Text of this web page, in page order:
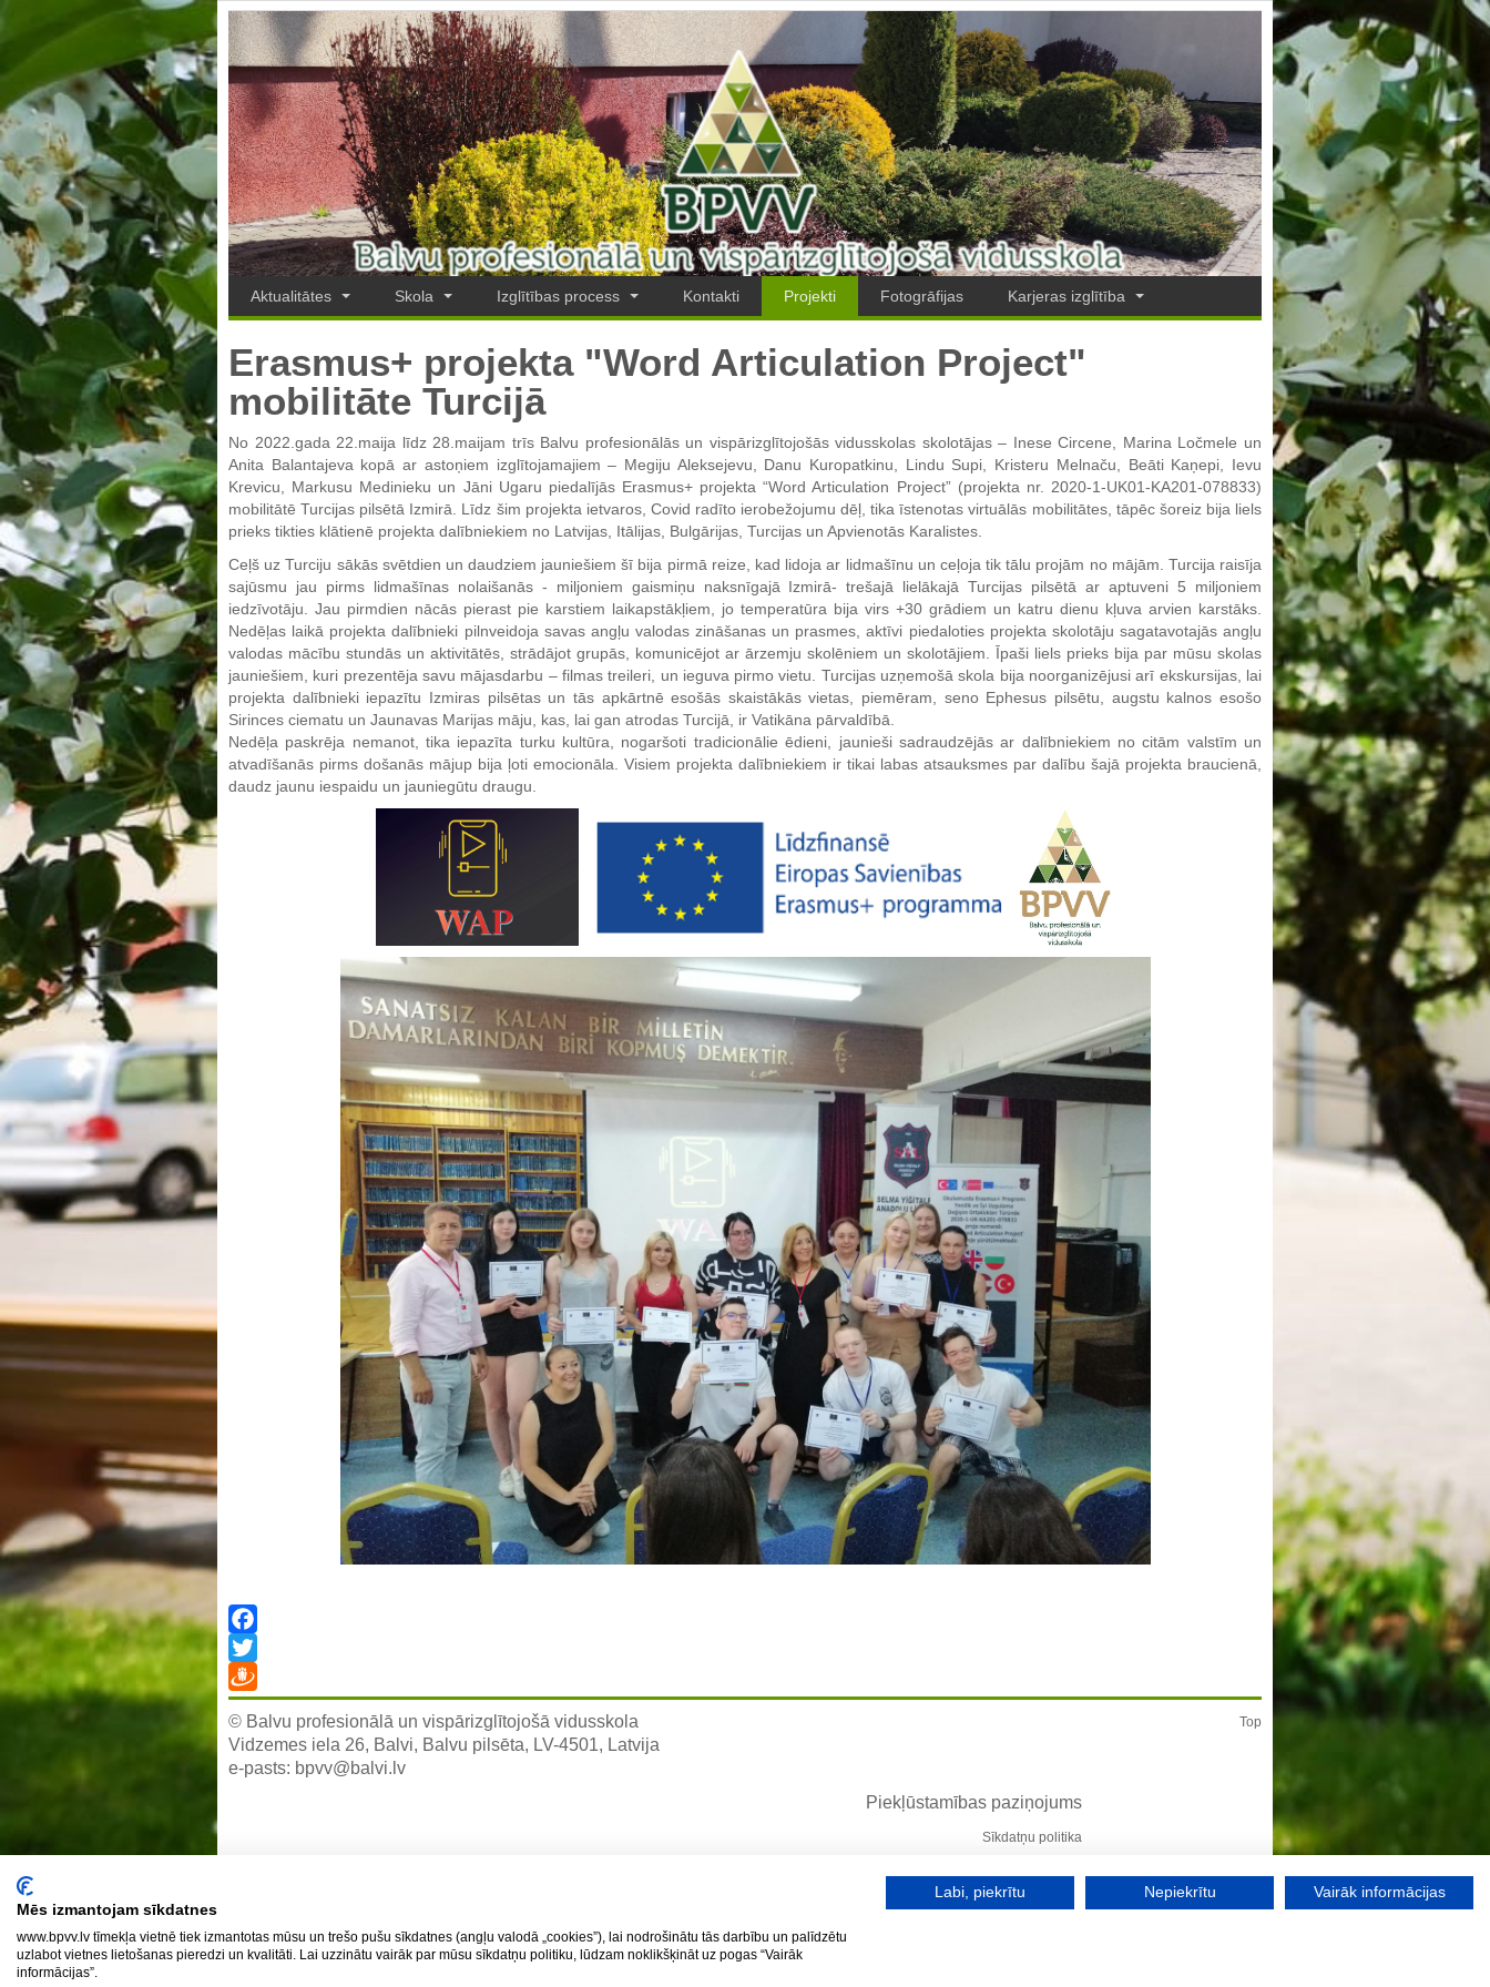
Aktualitātes Skola Izglītības process Kontakti Projekti Fotogrāfijas Karjeras izglītība
Erasmus+ projekta "Word Articulation Project"
mobilitāte Turcijā
No 2022.gada 22.maija līdz 28.maijam trīs Balvu profesionālās un vispārizglītojošās vidusskolas skolotājas – Inese Circene, Marina Ločmele un
Anita Balantajeva kopā ar astoņiem izglītojamajiem – Megiju Aleksejevu, Danu Kuropatkinu, Lindu Supi, Kristeru Melnaču, Beāti Kaņepi, Ievu
Krevicu, Markusu Medinieku un Jāni Ugaru piedalījās Erasmus+ projekta “Word Articulation Project” (projekta nr. 2020-1-UK01-KA201-078833)
mobilitātē Turcijas pilsētā Izmirā. Līdz šim projekta ietvaros, Covid radīto ierobežojumu dēļ, tika īstenotas virtuālās mobilitātes, tāpēc šoreiz bija liels
prieks tikties klātienē projekta dalībniekiem no Latvijas, Itālijas, Bulgārijas, Turcijas un Apvienotās Karalistes.
Ceļš uz Turciju sākās svētdien un daudziem jauniešiem šī bija pirmā reize, kad lidoja ar lidmašīnu un ceļoja tik tālu projām no mājām. Turcija raisīja
sajūsmu jau pirms lidmašīnas nolaišanās - miljoniem gaismiņu naksnīgajā Izmirā- trešajā lielākajā Turcijas pilsētā ar aptuveni 5 miljoniem
iedzīvotāju. Jau pirmdien nācās pierast pie karstiem laikapstākļiem, jo temperatūra bija virs +30 grādiem un katru dienu kļuva arvien karstāks.
Nedēļas laikā projekta dalībnieki pilnveidoja savas angļu valodas zināšanas un prasmes, aktīvi piedaloties projekta skolotāju sagatavotajās angļu
valodas mācību stundās un aktivitātēs, strādājot grupās, komunicējot ar ārzemju skolēniem un skolotājiem. Īpaši liels prieks bija par mūsu skolas
jauniešiem, kuri prezentēja savu mājasdarbu – filmas treileri, un ieguva pirmo vietu. Turcijas uzņemošā skola bija noorganizējusi arī ekskursijas, lai
projekta dalībnieki iepazītu Izmiras pilsētas un tās apkārtnē esošās skaistākās vietas, piemēram, seno Ephesus pilsētu, augstu kalnos esošo
Sirinces ciematu un Jaunavas Marijas māju, kas, lai gan atrodas Turcijā, ir Vatikāna pārvaldībā.
Nedēļa paskrēja nemanot, tika iepazīta turku kultūra, nogaršoti tradicionālie ēdieni, jaunieši sadraudzējās ar dalībniekiem no citām valstīm un
atvadīšanās pirms došanās mājup bija ļoti emocionāla. Visiem projekta dalībniekiem ir tikai labas atsauksmes par dalību šajā projekta braucienā,
daudz jaunu iespaidu un jauniegūtu draugu.
Facebook
Twitter
Draugiem
© Balvu profesionālā un vispārizglītojošā vidusskola
Vidzemes iela 26, Balvi, Balvu pilsēta, LV-4501, Latvija
e-pasts: bpvv@balvi.lv
Piekļūstamības paziņojums
Sīkdatņu politika
Top
Mēs izmantojam sīkdatnes
www.bpvv.lv tīmekļa vietnē tiek izmantotas mūsu un trešo pušu sīkdatnes (angļu valodā „cookies”), lai nodrošinātu tās darbību un palīdzētu
uzlabot vietnes lietošanas pieredzi un kvalitāti. Lai uzzinātu vairāk par mūsu sīkdatņu politiku, lūdzam noklikšķināt uz pogas “Vairāk
informācijas”.
Labi, piekrītu Nepiekrītu Vairāk informācijas